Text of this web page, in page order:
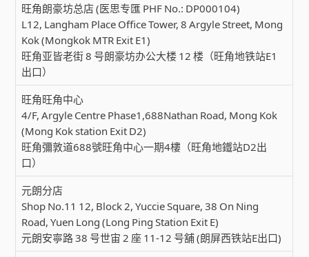
旺角朗豪坊总店 (医思专匯 PHF No.: DP000104)
L12, Langham Place Office Tower, 8 Argyle Street, Mong
Kok (Mongkok MTR Exit E1)
旺角亚皆老街 8 号朗豪坊办公大楼 12 楼（旺角地铁站E1
出口）
旺角旺角中心
4/F, Argyle Centre Phase1,688Nathan Road, Mong Kok
(Mong Kok station Exit D2)
旺角彌敦道688號旺角中心一期4樓（旺角地鐵站D2出
口）
元朗分店
Shop No.11 12, Block 2, Yuccie Square, 38 On Ning
Road, Yuen Long (Long Ping Station Exit E)
元朗安寧路 38 号世宙 2 座 11-12 号舖 (朗屏西铁站E出口)